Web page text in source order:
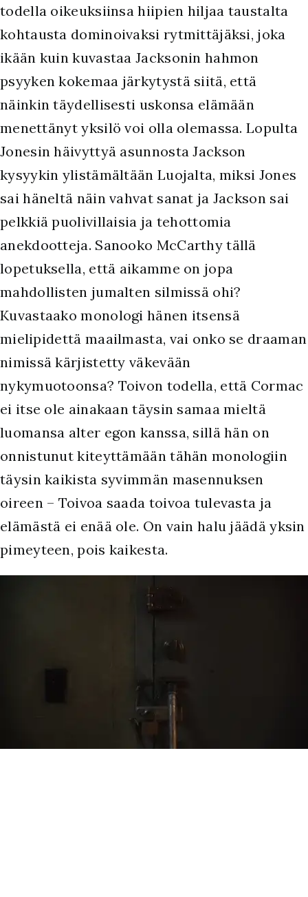
todella oikeuksiinsa hiipien hiljaa taustalta
kohtausta dominoivaksi rytmittäjäksi, joka
ikään kuin kuvastaa Jacksonin hahmon
psyyken kokemaa järkytystä siitä, että
näinkin täydellisesti uskonsa elämään
menettänyt yksilö voi olla olemassa. Lopulta
Jonesin häivyttyä asunnosta Jackson
kysyykin ylistämältään Luojalta, miksi Jones
sai häneltä näin vahvat sanat ja Jackson sai
pelkkiä puolivillaisia ja tehottomia
anekdootteja. Sanooko McCarthy tällä
lopetuksella, että aikamme on jopa
mahdollisten jumalten silmissä ohi?
Kuvastaako monologi hänen itsensä
mielipidettä maailmasta, vai onko se draaman
nimissä kärjistetty väkevään
nykymuotoonsa? Toivon todella, että Cormac
ei itse ole ainakaan täysin samaa mieltä
luomansa alter egon kanssa, sillä hän on
onnistunut kiteyttämään tähän monologiin
täysin kaikista syvimmän masennuksen
oireen – Toivoa saada toivoa tulevasta ja
elämästä ei enää ole. On vain halu jäädä yksin
pimeyteen, pois kaikesta.